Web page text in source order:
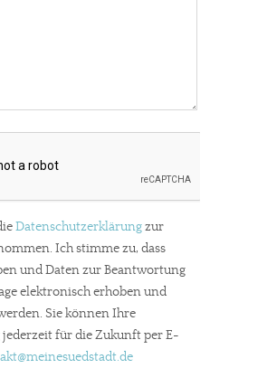
Datenschutzerklärungzur
Ich stimme zu, dass
und Daten zur Beantwortung
elektronisch erhoben und
Sie können Ihre
für die Zukunft per E-
@meinesuedstadt.de